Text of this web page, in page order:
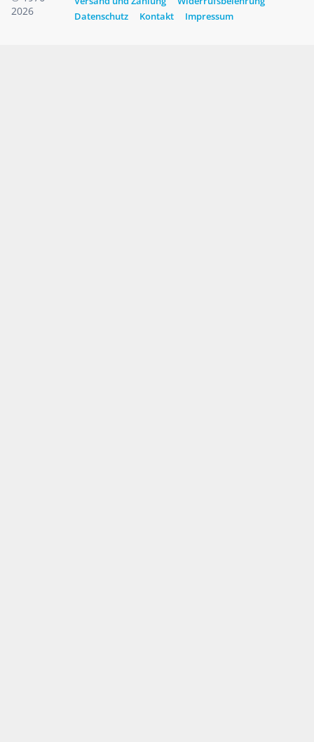
2026
Datenschutz
Kontakt Impressum